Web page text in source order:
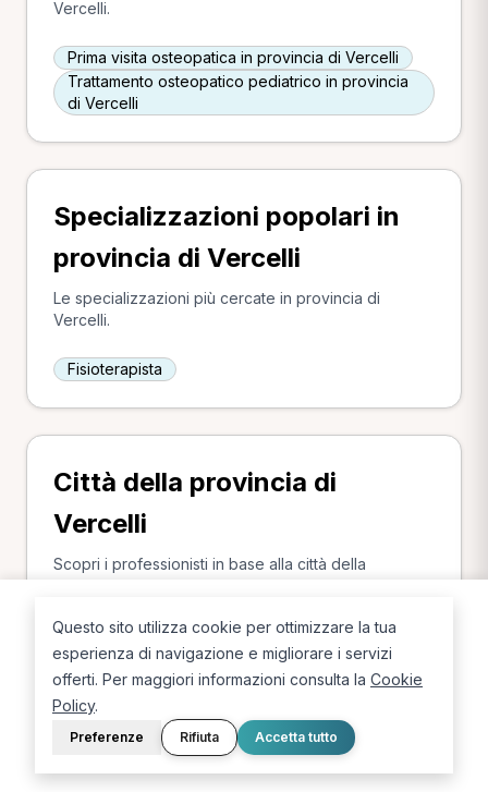
Vercelli.
Prima visita osteopatica in provincia di Vercelli
Trattamento osteopatico pediatrico in provincia
di Vercelli
Specializzazioni popolari in
provincia di Vercelli
Le specializzazioni più cercate in provincia di
Vercelli.
Fisioterapista
Città della provincia di
Vercelli
Scopri i professionisti in base alla città della
Vercelli
Ricerche più frequenti in
Questo sito utilizza cookie per ottimizzare la tua
esperienza di navigazione e migliorare i servizi
offerti. Per maggiori informazioni consulta la Cookie
Policy.
Preferenze Rifiuta Accetta tutto